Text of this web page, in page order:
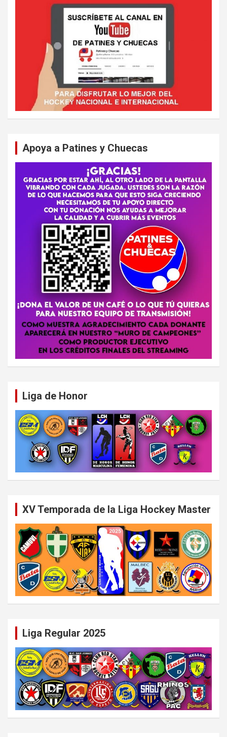
Apoya a Patines y Chuecas
Liga de Honor
XV Temporada de la Liga Hockey Master
Liga Regular 2025